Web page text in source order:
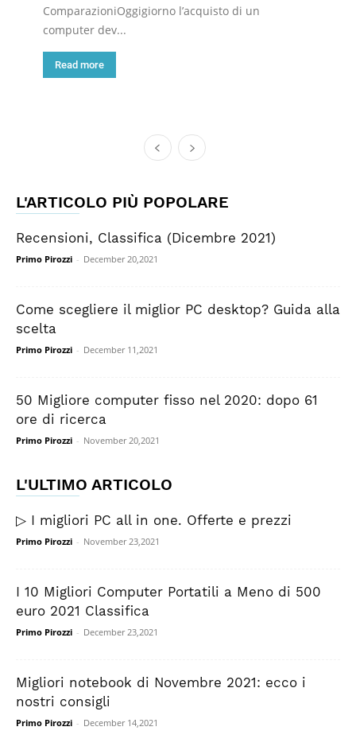
ComparazioniOggigiorno l’acquisto di un
computer dev...
Read more
L'ARTICOLO PIÙ POPOLARE
Recensioni, Classifica (Dicembre 2021)
Primo Pirozzi - December 20,2021
Come scegliere il miglior PC desktop? Guida alla
scelta
Primo Pirozzi - December 11,2021
50 Migliore computer fisso nel 2020: dopo 61
ore di ricerca
Primo Pirozzi - November 20,2021
L'ULTIMO ARTICOLO
▷ I migliori PC all in one. Offerte e prezzi
Primo Pirozzi - November 23,2021
I 10 Migliori Computer Portatili a Meno di 500
euro 2021 Classifica
Primo Pirozzi - December 23,2021
Migliori notebook di Novembre 2021: ecco i
nostri consigli
Primo Pirozzi - December 14,2021